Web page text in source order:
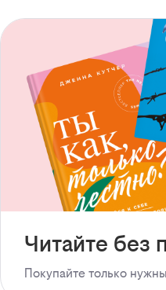
Читайте без
Покупайте только